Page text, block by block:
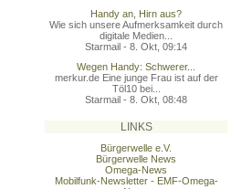
Handy an, Hirn aus?
Wie sich unsere Aufmerksamkeit durch
digitale Medien...
Starmail - 8. Okt, 09:14
Wegen Handy: Schwerer...
merkur.de Eine junge Frau ist auf der
Töl10 bei...
Starmail - 8. Okt, 08:48
LINKS
Bürgerwelle e.V.
Bürgerwelle News
Omega-News
Mobilfunk-Newsletter - EMF-Omega-